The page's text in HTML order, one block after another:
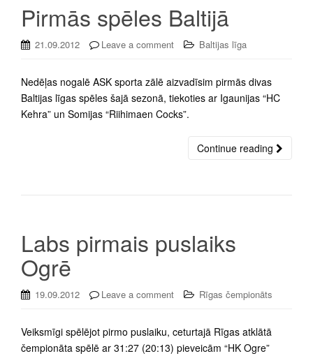
Pirmās spēles Baltijā
21.09.2012 Leave a comment Baltijas līga
Nedēļas nogalē ASK sporta zālē aizvadīsim pirmās divas
Baltijas līgas spēles šajā sezonā, tiekoties ar Igaunijas “HC
Kehra” un Somijas “Riihimaen Cocks”.
Continue reading
Labs pirmais puslaiks
Ogrē
19.09.2012 Leave a comment Rīgas čempionāts
Veiksmīgi spēlējot pirmo puslaiku, ceturtajā Rīgas atklātā
čempionāta spēlē ar 31:27 (20:13) pieveicām “HK Ogre”